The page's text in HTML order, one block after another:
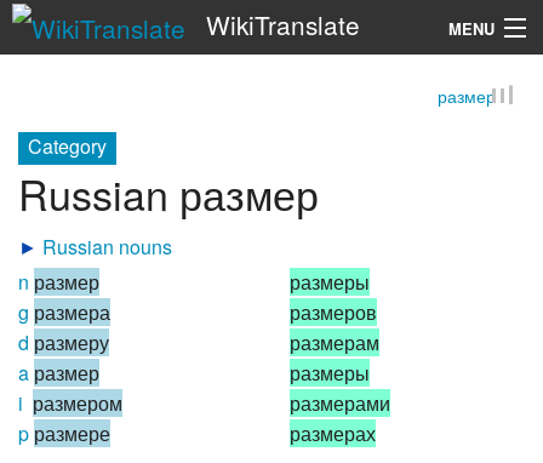
WikiTranslate MENU
размер
Category
Russian размер
► Russian nouns
n размер
g размера
d размеру
a размер
i размером
p размере
размеры
размеров
размерам
размеры
размерами
размерах